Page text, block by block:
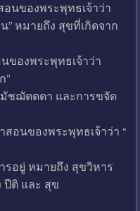
นของพระพุทธเจ้าว่า
หมายถึง สุขที่เกิดจาก
องพระพุทธเจ้าว่า
”
ชฌัตตตา และการขจัด
อนของพระพุทธเจ้าว่า “
รอยู่ หมายถึง สุขวิหาร
ปีติ และ สุข